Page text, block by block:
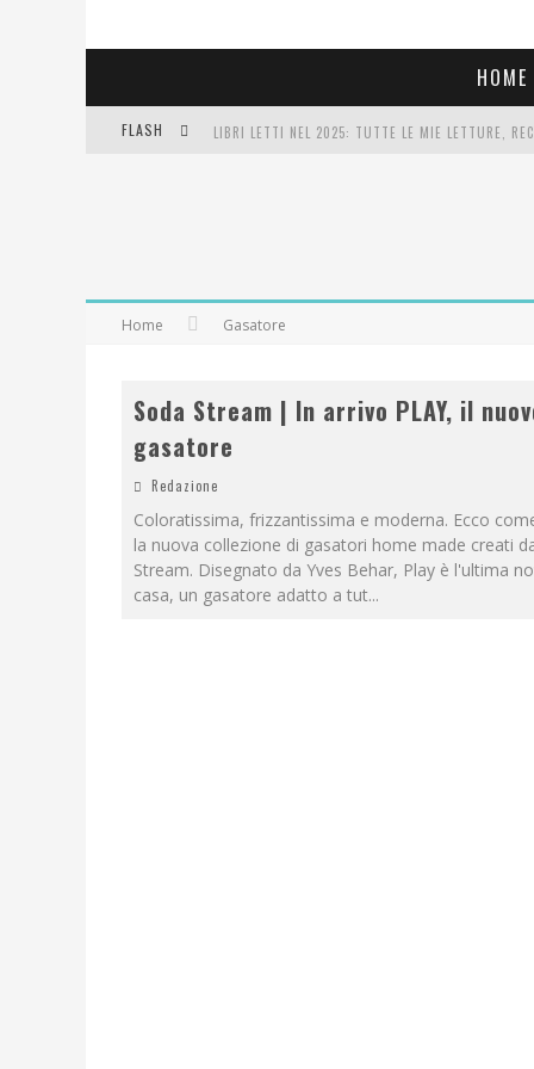
HOME
FLASH LIBRI LETTI NEL 2025: TUTTE LE MIE LETTURE,
Home Gasatore
Soda Stream | In arrivo PLAY, il
gasatore
Redazione
Coloratissima, frizzantissima e moderna. Ecco
la nuova collezione di gasatori home made creati
Stream. Disegnato da Yves Behar, Play è l'ultima
casa, un gasatore adatto a tut...